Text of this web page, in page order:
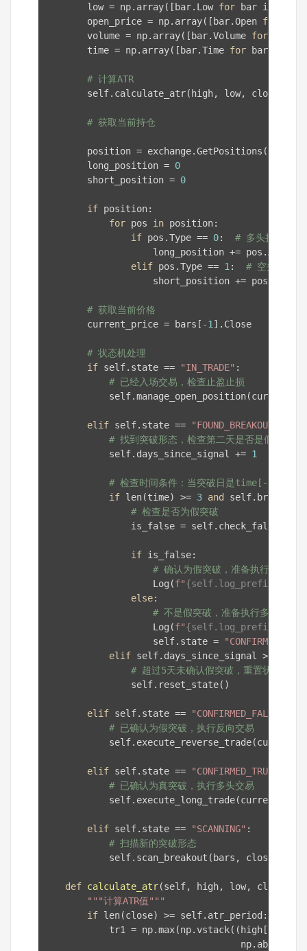
        low = np.array([bar.Low
for bar in
        open_price = np.array([bar.Open
for
        volume = np.array([bar.Volume
for
        time = np.array([bar.Time
for bar
# 计算ATR
        self.calculate_atr(high, low, close)
# 获取当前持仓
position =
        long_position =
0
        short_position =
0
if position:
for pos in position:
if pos.Type == 0: # 多头持仓
                    long_position += pos.Amount
elif pos.Type == 1 : # 空头持仓
                    short_position += pos.Amount
# 获取当前价格
        current_price = bars[
-1 ].Close
# 状态机处理
if self.state == "IN_TRADE" :
# 已经入场交易，检查止盈止损
elif self.state == "FOUND_BREAKOUT"
# 找到突破形态，检查第二天是否是假突破
            self.days_since_signal +=
1
# 检查时间条件：当突破日是time[-3]时，
if len(time) >= 3 and
# 检查是否为假突破
is_false =
if is_false:
# 确认为假突破，准备执行空头交
                    Log(
f"{self.log_prefix}
else:
# 不是假突破，准备执行多头交易
                    Log(
f"{self.log_prefix}
                    self.state =
elif self.days_since_signal >
# 超过5天未确认假突破，重置状态
                self.reset_state()
elif self.state == "CONFIRMED_FALSE"
# 已确认为假突破，执行反向交易
elif self.state == "CONFIRMED_TRUE"
# 已确认为真突破，执行多头交易
elif self.state == "SCANNING" :
# 扫描新的突破形态
self.scan_breakout(bars, close,
def calculate_atr(self, high, low, close)
"""计算ATR值"""
if len(close) >= self.atr_period:
            tr1 = np.max(np.vstack((high[
                                    np.abs(high[